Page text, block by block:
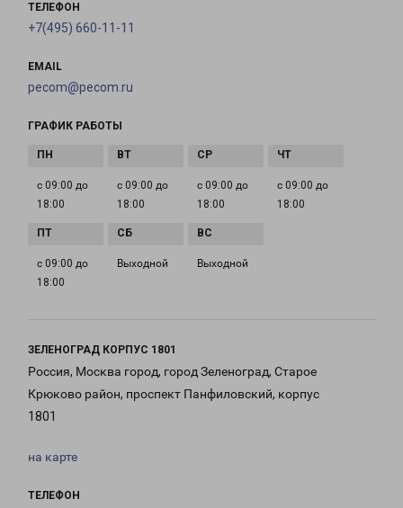
ТЕЛЕФОН
+7(495) 660-11-11
EMAIL
pecom@pecom.ru
ГРАФИК РАБОТЫ
с 09:00 до
18:00
с 09:00 до
18:00
с 09:00 до
18:00
с 09:00 до
18:00
с 09:00 до
18:00
Выходной Выходной
ЗЕЛЕНОГРАД КОРПУС 1801
Россия, Москва город, город Зеленоград, Старое
Крюково район, проспект Панфиловский, корпус
1801
на карте
ТЕЛЕФОН